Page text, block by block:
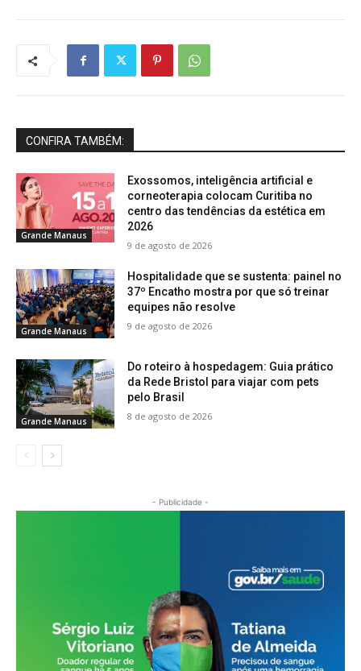
CONFIRA TAMBÉM:
Grande Manaus
Exossomos, inteligência artificial e
corneoterapia colocam Curitiba no
centro das tendências da estética em
2026
9 de agosto de 2026
Grande Manaus
Hospitalidade que se sustenta: painel no
37º Encatho mostra por que só treinar
equipes não resolve
9 de agosto de 2026
Grande Manaus
Do roteiro à hospedagem: Guia prático
da Rede Bristol para viajar com pets
pelo Brasil
8 de agosto de 2026
- Publicidade -